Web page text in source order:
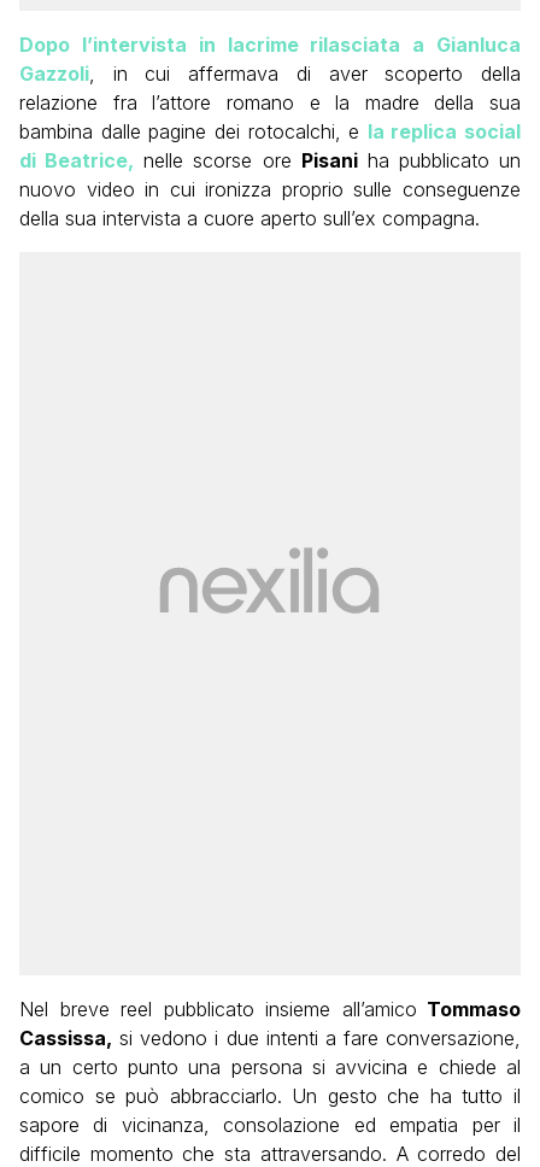
Dopo l’intervista in lacrime rilasciata a Gianluca
Gazzoli , in cui affermava di aver scoperto della
relazione fra l’attore romano e la madre della sua
bambina dalle pagine dei rotocalchi, e la replica social
di Beatrice, nelle scorse ore Pisaniha pubblicato un
nuovo video in cui ironizza proprio sulle conseguenze
della sua intervista a cuore aperto sull’ex compagna.
Nel breve reel pubblicato insieme all’amico Tommaso
Cassissa, si vedono i due intenti a fare conversazione,
a un certo punto una persona si avvicina e chiede al
comico se può abbracciarlo. Un gesto che ha tutto il
sapore di vicinanza, consolazione ed empatia per il
difficile momento che sta attraversando. A corredo del